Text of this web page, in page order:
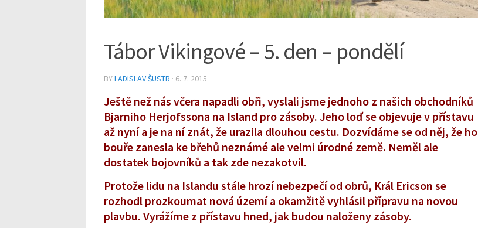
Tábor Vikingové – 5. den – pondělí
BYLADISLAV ŠUSTR · 6. 7. 2015
Ještě než nás včera napadli obři, vyslali jsme jednoho z našich obchodníků
Bjarniho Herjofssona na Island pro zásoby. Jeho loď se objevuje v přístavu
až nyní a je na ní znát, že urazila dlouhou cestu. Dozvídáme se od něj, že ho
bouře zanesla ke břehů neznámé ale velmi úrodné země. Neměl ale
dostatek bojovníků a tak zde nezakotvil.
Protože lidu na Islandu stále hrozí nebezpečí od obrů, Král Ericson se
rozhodl prozkoumat nová území a okamžitě vyhlásil přípravu na novou
plavbu. Vyrážíme z přístavu hned, jak budou naloženy zásoby.